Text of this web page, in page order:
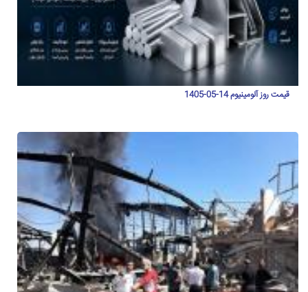
قیمت روز آلومینیوم 14-05-1405